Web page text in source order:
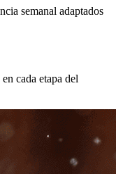
semanal adaptados
cada etapa del